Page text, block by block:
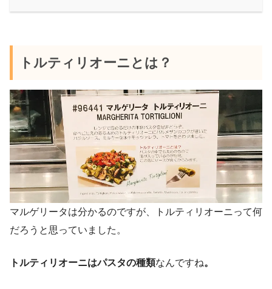
トルティリオーニとは？
マルゲリータは分かるのですが、トルティリオーニって何
だろうと思っていました。
トルティリオーニはパスタの種類なんですね。